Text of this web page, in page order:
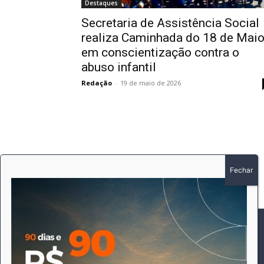
Destaques
Secretaria de Assistência Social
realiza Caminhada do 18 de Maio
em conscientização contra o
abuso infantil
Redação - 19 de maio de 2026